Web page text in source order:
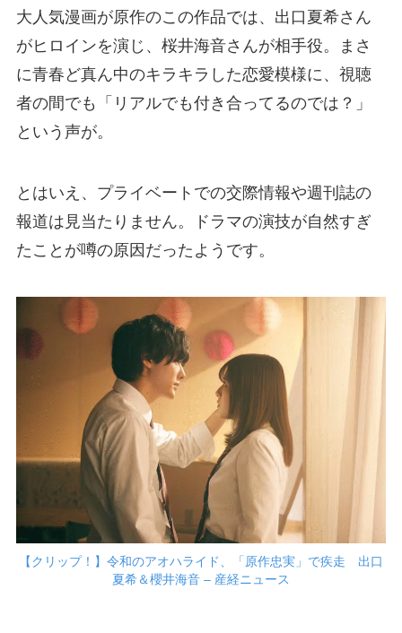
大人気漫画が原作のこの作品では、出口夏希さん
がヒロインを演じ、桜井海音さんが相手役。まさ
に青春ど真ん中のキラキラした恋愛模様に、視聴
者の間でも「リアルでも付き合ってるのでは？」
という声が。
とはいえ、プライベートでの交際情報や週刊誌の
報道は見当たりません。ドラマの演技が自然すぎ
たことが噂の原因だったようです。
【クリップ！】令和のアオハライド、「原作忠実」で疾走 出口
夏希＆櫻井海音 – 産経ニュース